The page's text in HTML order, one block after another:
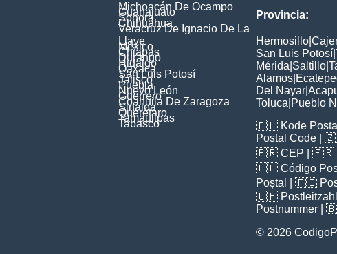
Michoacán De Ocampo
Guanajuato
Sonora
Chihuahua
Veracruz De Ignacio De La
Llave
México
Chiapas
Durango
Hidalgo
Oaxaca
San Luis Potosí
Jalisco
Puebla
Nuevo León
Guerrero
Coahuila De Zaragoza
Sinaloa
Querétaro
Tamaulipas
Tabasco
Provincia:
Hermosillo
San Luis Potosí
Mérida Saltillo
Alamos
Del Nayar
Toluca Pueblo
🇵🇭 Kode Postal
Postal Code |
🇧🇷 CEP | 🇫🇷
🇨🇴 Código
Poștal
| 🇫🇮
🇨🇭 Postleitzahl
Postnummer |
© 2026